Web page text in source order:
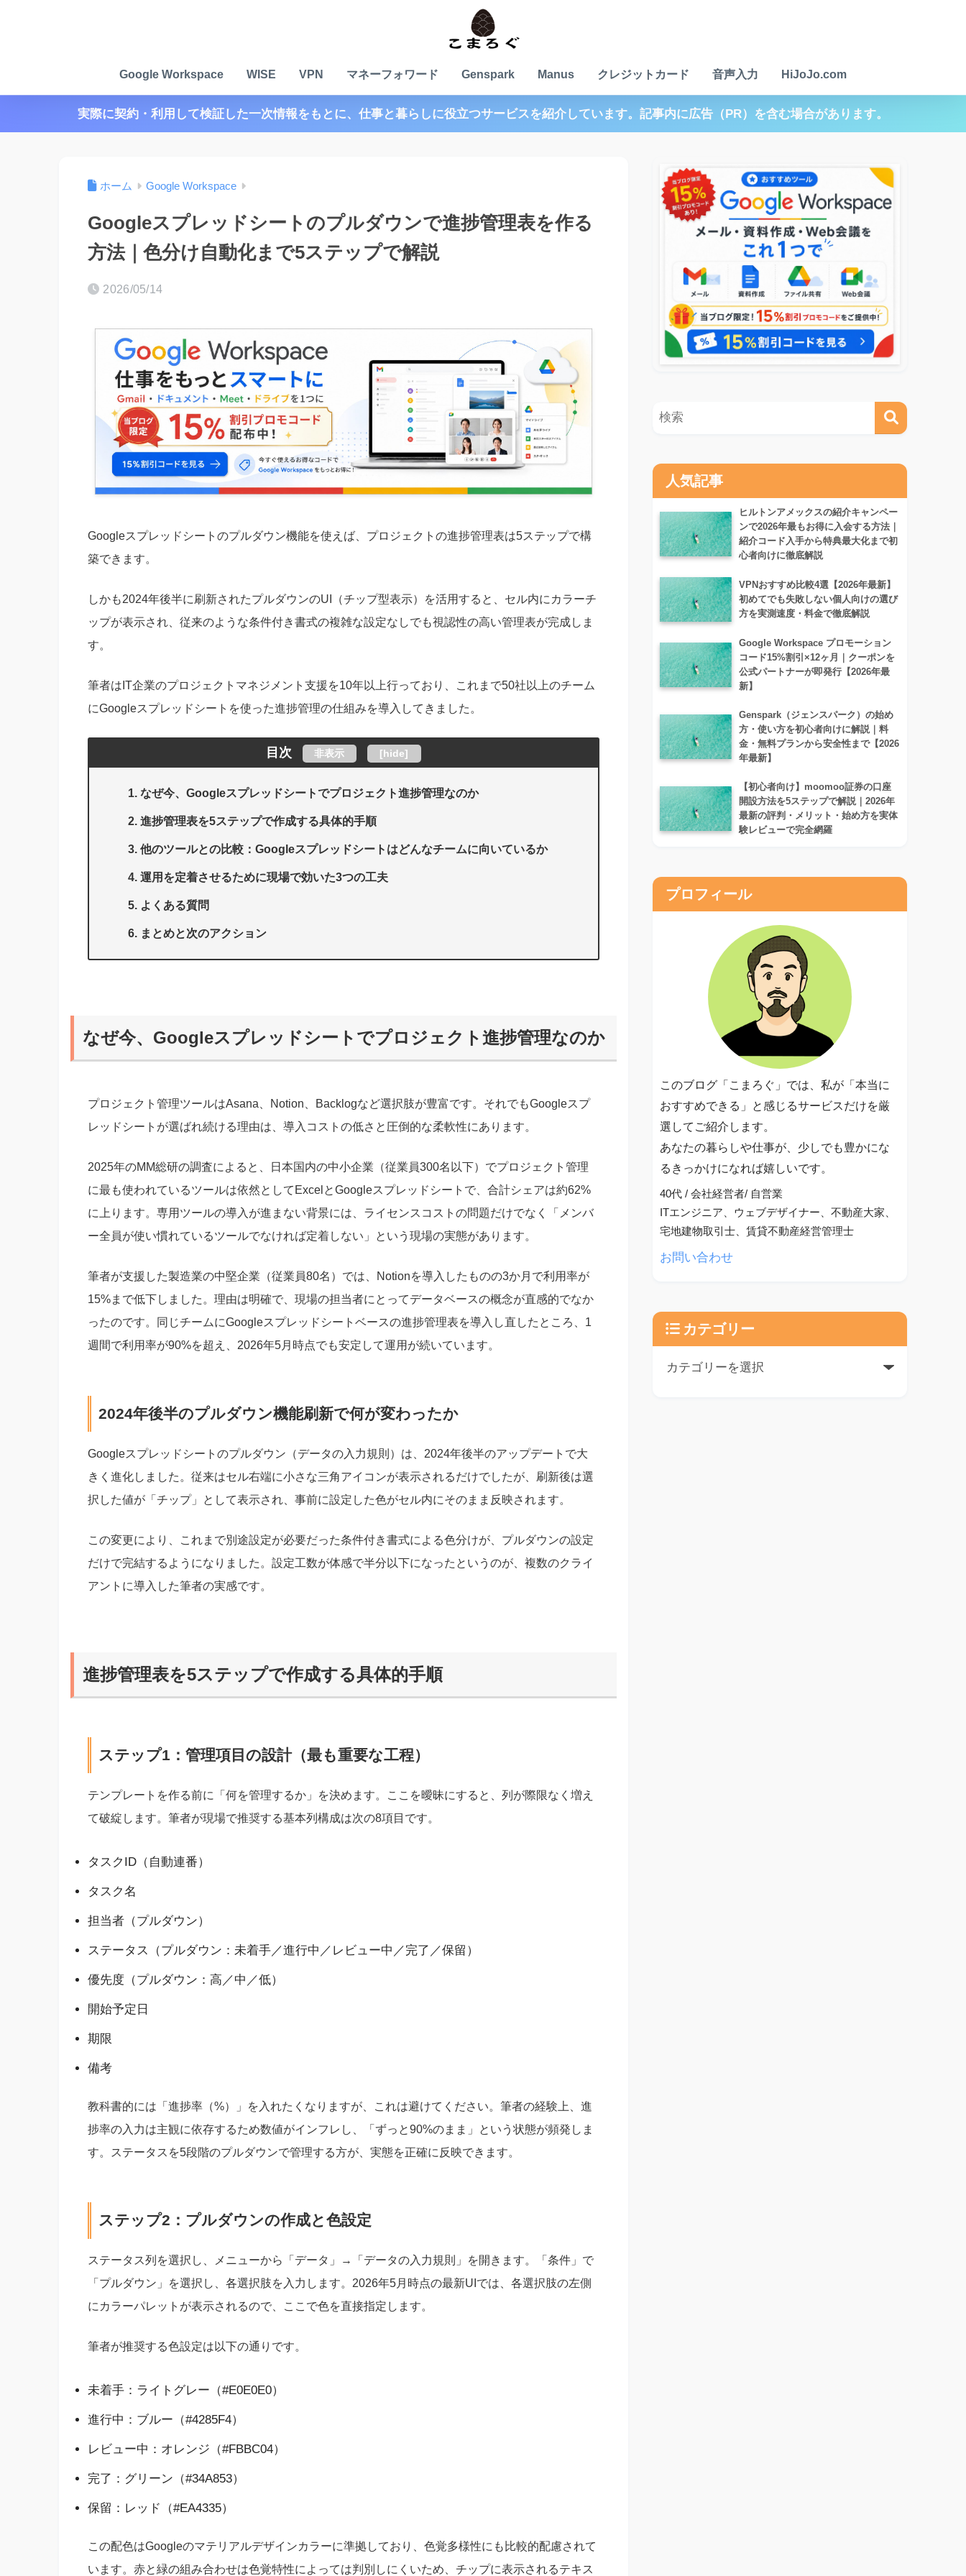
Google Workspace WISE VPN マネーフォワード Genspark Manus クレジットカード 音声入力 HiJoJo.com
実際に契約・利用して検証した一次情報をもとに、仕事と暮らしに役立つサービスを紹介しています。記事内に広告（PR）を含む場合があります。
ホーム Google Workspace
Googleスプレッドシートのプルダウンで進捗管理表を作る
方法｜色分け自動化まで5ステップで解説
2026/05/14
Googleスプレッドシートのプルダウン機能を使えば、プロジェクトの進捗管理表は5ステップで構
築できます。
しかも2024年後半に刷新されたプルダウンのUI（チップ型表示）を活用すると、セル内にカラーチ
ップが表示され、従来のような条件付き書式の複雑な設定なしでも視認性の高い管理表が完成しま
す。
筆者はIT企業のプロジェクトマネジメント支援を10年以上行っており、これまで50社以上のチーム
にGoogleスプレッドシートを使った進捗管理の仕組みを導入してきました。
目次 非表示 [hide]
なぜ今、Googleスプレッドシートでプロジェクト進捗管理なのか
進捗管理表を5ステップで作成する具体的手順
他のツールとの比較：Googleスプレッドシートはどんなチームに向いているか
運用を定着させるために現場で効いた3つの工夫
よくある質問
まとめと次のアクション
なぜ今、Googleスプレッドシートでプロジェクト進捗管理なのか
プロジェクト管理ツールはAsana、Notion、Backlogなど選択肢が豊富です。それでもGoogleスプ
レッドシートが選ばれ続ける理由は、導入コストの低さと圧倒的な柔軟性にあります。
2025年のMM総研の調査によると、日本国内の中小企業（従業員300名以下）でプロジェクト管理
に最も使われているツールは依然としてExcelとGoogleスプレッドシートで、合計シェアは約62%
に上ります。専用ツールの導入が進まない背景には、ライセンスコストの問題だけでなく「メンバ
ー全員が使い慣れているツールでなければ定着しない」という現場の実態があります。
筆者が支援した製造業の中堅企業（従業員80名）では、Notionを導入したものの3か月で利用率が
15%まで低下しました。理由は明確で、現場の担当者にとってデータベースの概念が直感的でなか
ったのです。同じチームにGoogleスプレッドシートベースの進捗管理表を導入し直したところ、1
週間で利用率が90%を超え、2026年5月時点でも安定して運用が続いています。
2024年後半のプルダウン機能刷新で何が変わったか
Googleスプレッドシートのプルダウン（データの入力規則）は、2024年後半のアップデートで大
きく進化しました。従来はセル右端に小さな三角アイコンが表示されるだけでしたが、刷新後は選
択した値が「チップ」として表示され、事前に設定した色がセル内にそのまま反映されます。
この変更により、これまで別途設定が必要だった条件付き書式による色分けが、プルダウンの設定
だけで完結するようになりました。設定工数が体感で半分以下になったというのが、複数のクライ
アントに導入した筆者の実感です。
進捗管理表を5ステップで作成する具体的手順
ステップ1：管理項目の設計（最も重要な工程）
テンプレートを作る前に「何を管理するか」を決めます。ここを曖昧にすると、列が際限なく増え
て破綻します。筆者が現場で推奨する基本列構成は次の8項目です。
タスクID（自動連番）
タスク名
担当者（プルダウン）
ステータス（プルダウン：未着手／進行中／レビュー中／完了／保留）
優先度（プルダウン：高／中／低）
開始予定日
期限
備考
教科書的には「進捗率（%）」を入れたくなりますが、これは避けてください。筆者の経験上、進
捗率の入力は主観に依存するため数値がインフレし、「ずっと90%のまま」という状態が頻発しま
す。ステータスを5段階のプルダウンで管理する方が、実態を正確に反映できます。
ステップ2：プルダウンの作成と色設定
ステータス列を選択し、メニューから「データ」→「データの入力規則」を開きます。「条件」で
「プルダウン」を選択し、各選択肢を入力します。2026年5月時点の最新UIでは、各選択肢の左側
にカラーパレットが表示されるので、ここで色を直接指定します。
筆者が推奨する色設定は以下の通りです。
未着手：ライトグレー（#E0E0E0）
進行中：ブルー（#4285F4）
レビュー中：オレンジ（#FBBC04）
完了：グリーン（#34A853）
保留：レッド（#EA4335）
この配色はGoogleのマテリアルデザインカラーに準拠しており、色覚多様性にも比較的配慮されて
います。赤と緑の組み合わせは色覚特性によっては判別しにくいため、チップに表示されるテキス
人気記事
ヒルトンアメックスの紹介キャンペー
ンで2026年最もお得に入会する方法｜
紹介コード入手から特典最大化まで初
心者向けに徹底解説
VPNおすすめ比較4選【2026年最新】
初めてでも失敗しない個人向けの選び
方を実測速度・料金で徹底解説
Google Workspace プロモーション
コード15%割引×12ヶ月｜クーポンを
公式パートナーが即発行【2026年最
新】
Genspark（ジェンスパーク）の始め
方・使い方を初心者向けに解説｜料
金・無料プランから安全性まで【2026
年最新】
【初心者向け】moomoo証券の口座
開設方法を5ステップで解説｜2026年
最新の評判・メリット・始め方を実体
験レビューで完全網羅
プロフィール
このブログ「こまろぐ」では、私が「本当に
おすすめできる」と感じるサービスだけを厳
選してご紹介します。
あなたの暮らしや仕事が、少しでも豊かにな
るきっかけになれば嬉しいです。
40代 / 会社経営者/ 自営業
ITエンジニア、ウェブデザイナー、不動産大家、
宅地建物取引士、賃貸不動産経営管理士
お問い合わせ
カテゴリー